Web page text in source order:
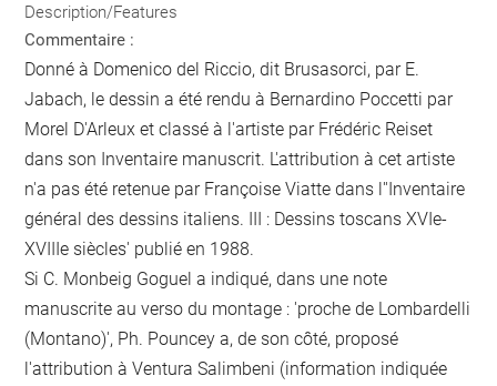
Description/Features
Commentaire :
Donné à Domenico del Riccio, dit Brusasorci, par E.
Jabach, le dessin a été rendu à Bernardino Poccetti par
Morel D'Arleux et classé à l'artiste par Frédéric Reiset
dans son Inventaire manuscrit. L'attribution à cet artiste
n'a pas été retenue par Françoise Viatte dans l''Inventaire
général des dessins italiens. III : Dessins toscans XVIe-
XVIIIe siècles' publié en 1988.
Si C. Monbeig Goguel a indiqué, dans une note
manuscrite au verso du montage : 'proche de Lombardelli
(Montano)', Ph. Pouncey a, de son côté, proposé
l'attribution à Ventura Salimbeni (information indiquée